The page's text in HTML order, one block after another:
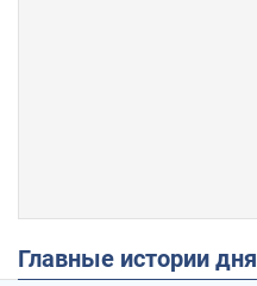
Главные истории дня